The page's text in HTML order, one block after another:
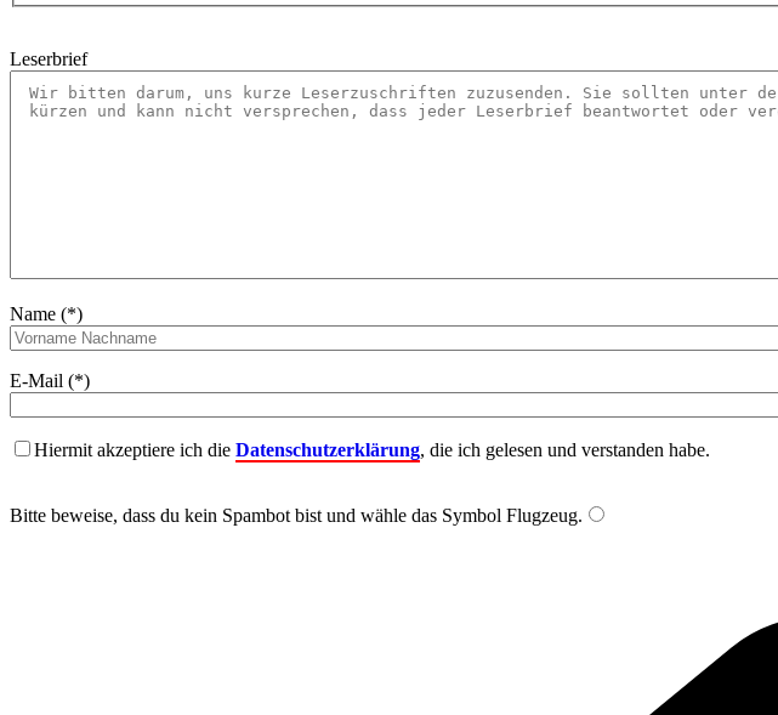
Leserbrief
Name (*)
E-Mail (*)
Hiermit akzeptiere ich die Datenschutzerklärung, die ich gelesen und verstanden habe.
Bitte beweise, dass du kein Spambot bist und wähle das Symbol Flugzeug.